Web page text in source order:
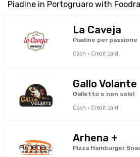
Piadine in Portogruaro with
La Caveja
Piadine per passione
Cash · Credit card
Gallo Volante
Galletto e non solo!
Cash · Credit card
Arhena +
Pizza Hamburger